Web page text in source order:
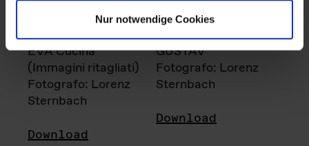
Nur notwendige Cookies
EVA Cucina
(Immagini ritagliati)
Fotografo: Lorenz
Sternbach
Download
GUSTAV
Fotografo: Lorenz
Sternbach
Download